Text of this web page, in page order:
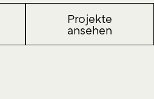
Projekte
ansehen